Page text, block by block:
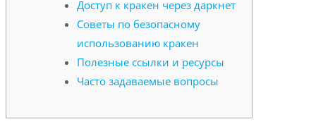
Доступ к кракен через даркнет
Советы по безопасному
использованию кракен
Полезные ссылки и ресурсы
Часто задаваемые вопросы